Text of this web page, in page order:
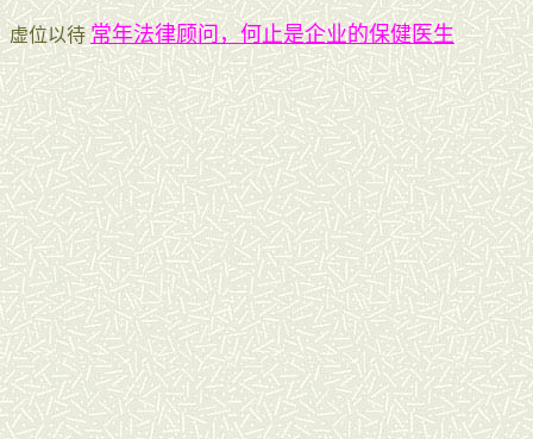
虚位以待常年法律顾问，何止是企业的保健医生